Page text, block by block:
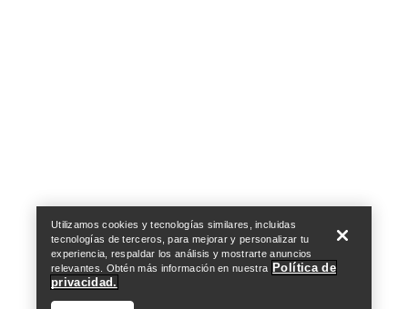
Utilizamos cookies y tecnologías similares, incluidas
tecnologías de terceros, para mejorar y personalizar tu
experiencia, respaldar los análisis y mostrarte anuncios
relevantes. Obtén más información en nuestra Política de
privacidad.